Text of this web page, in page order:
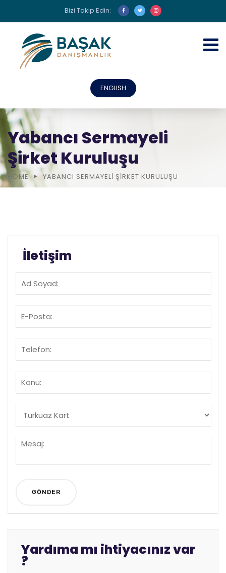
Bizi Takip Edin:
ENGLISH
Yabancı Sermayeli
Şirket Kuruluşu
HOME YABANCI SERMAYELI ŞIRKET KURULUŞU
İletişim
Yardıma mı ihtiyacınız var
?